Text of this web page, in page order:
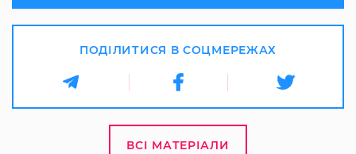
ПОДІЛИТИСЯ В СОЦМЕРЕЖАХ
ВСІ МАТЕРІАЛИ